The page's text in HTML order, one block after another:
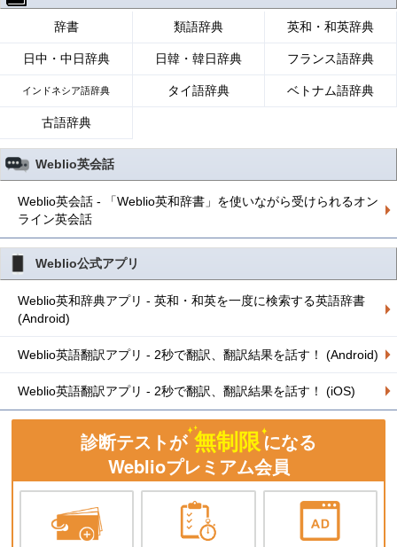
辞書 類語辞典 英和・和英辞典
日中・中日辞典 日韓・韓日辞典 フランス語辞典
インドネシア語辞典 タイ語辞典 ベトナム語辞典
古語辞典
Weblio英会話
Weblio英会話 - 「Weblio英和辞書」を使いながら受けられるオン
ライン英会話
Weblio公式アプリ
Weblio英和辞典アプリ - 英和・和英を一度に検索する英語辞書
(Android)
Weblio英語翻訳アプリ - 2秒で翻訳、翻訳結果を話す！ (Android)
Weblio英語翻訳アプリ - 2秒で翻訳、翻訳結果を話す！ (iOS)
診断テストが 無制限になる
Weblioプレミアム会員